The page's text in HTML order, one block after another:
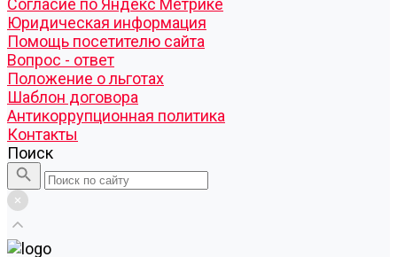
Согласие по Яндекс Метрике
Юридическая информация
Помощь посетителю сайта
Вопрос - ответ
Положение о льготах
Шаблон договора
Антикоррупционная политика
Контакты
Поиск